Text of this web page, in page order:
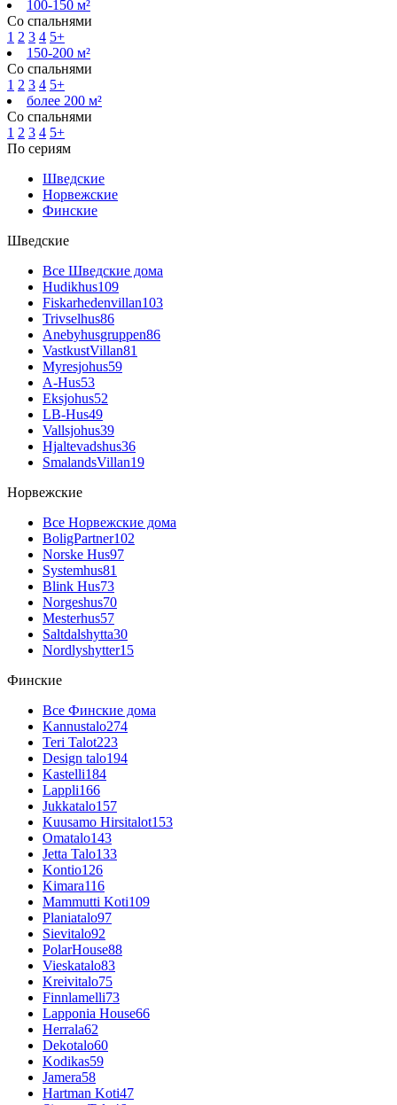
100-150 м²
Со спальнями
1 2 3 4 5+
150-200 м²
Со спальнями
1 2 3 4 5+
более 200 м²
Со спальнями
1 2 3 4 5+
По сериям
Шведские
Норвежские
Финские
Шведские
Все Шведские дома
Hudikhus109
Fiskarhedenvillan103
Trivselhus86
Anebyhusgruppen86
VastkustVillan81
Myresjohus59
A-Hus53
Eksjohus52
LB-Hus49
Vallsjohus39
Hjaltevadshus36
SmalandsVillan19
Норвежские
Все Норвежские дома
BoligPartner102
Norske Hus97
Systemhus81
Blink Hus73
Norgeshus70
Mesterhus57
Saltdalshytta30
Nordlyshytter15
Финские
Все Финские дома
Kannustalo274
Teri Talot223
Design talo194
Kastelli184
Lappli166
Jukkatalo157
Kuusamo Hirsitalot153
Omatalo143
Jetta Talo133
Kontio126
Kimara116
Mammutti Koti109
Planiatalo97
Sievitalo92
PolarHouse88
Vieskatalo83
Kreivitalo75
Finnlamelli73
Lapponia House66
Herrala62
Dekotalo60
Kodikas59
Jamera58
Hartman Koti47